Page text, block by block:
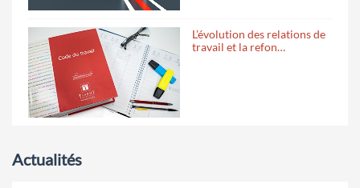
L’évolution des relations de
travail et la refon…
Actualités